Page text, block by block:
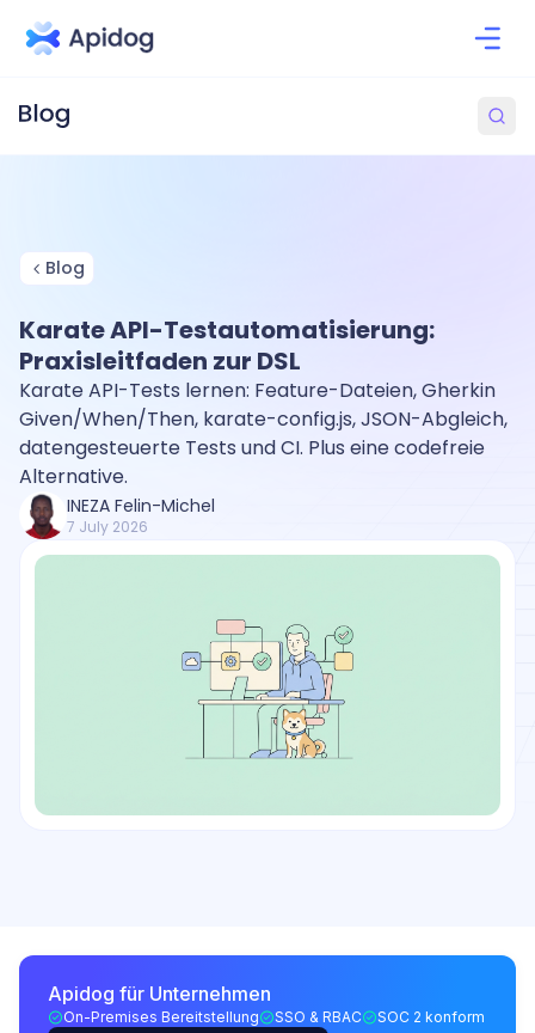
Blog
Karate API-Testautomatisierung:
Praxisleitfaden zur DSL
Karate API-Tests lernen: Feature-Dateien, Gherkin
Given/When/Then, karate-config.js, JSON-Abgleich,
datengesteuerte Tests und CI. Plus eine codefreie
Alternative.
INEZA Felin-Michel
7 July 2026
Apidog für Unternehmen
On-Premises Bereitstellung SSO & RBAC SOC 2 konform